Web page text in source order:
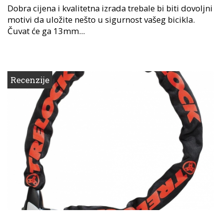
Dobra cijena i kvalitetna izrada trebale bi biti dovoljni
motivi da uložite nešto u sigurnost vašeg bicikla.
Čuvat će ga 13mm...
Recenzije